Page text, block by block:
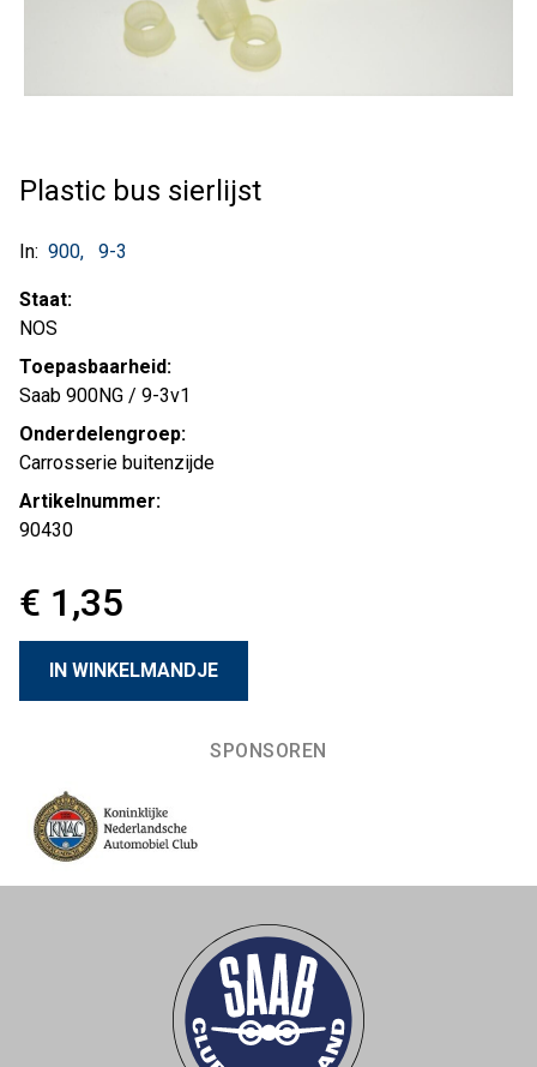
Plastic bus sierlijst
In: 900 9-3
Staat:
NOS
Toepasbaarheid:
Saab 900NG / 9-3v1
Onderdelengroep:
Carrosserie buitenzijde
Artikelnummer:
90430
€ 1,35
SPONSOREN